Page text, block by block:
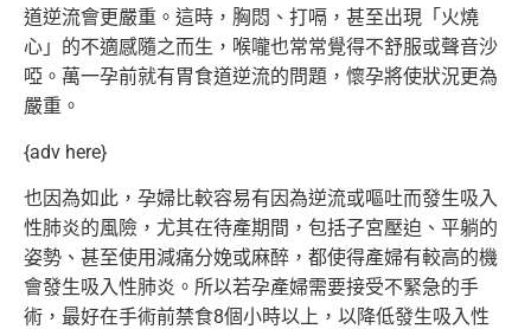
道逆流會更嚴重。這時，胸悶、打嗝， 甚至出現「火燒
心」的不適感隨之而生， 喉嚨也常常覺得不舒服或聲音沙
啞。 萬一孕前就有胃食道逆流的問題，懷孕將使狀況更為
嚴重。
{adv here}
也因為如此， 孕婦比較容易有因為逆流或嘔吐而發生吸入
性肺炎的風險， 尤其在待產期間，包括子宮壓迫、平躺的
姿勢、 甚至使用減痛分娩或麻醉， 都使得產婦有較高的機
會發生吸入性肺炎。 所以若孕產婦需要接受不緊急的手
術， 最好在手術前禁食8個小時以上，以降低發生吸入性